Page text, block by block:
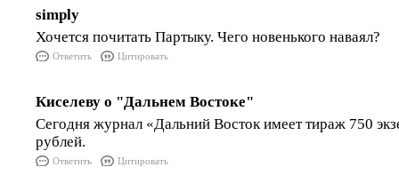
simply
Хочется почитать Партыку. Чего новенького наваял?
Ответить Цитировать
Киселеву о "Дальнем Востоке"
Сегодня журнал «Дальний Восток имеет тираж 750
рублей.
Ответить Цитировать